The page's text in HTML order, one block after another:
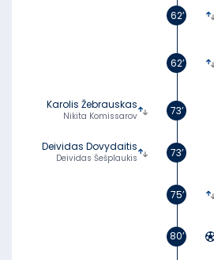
62’
62’
Karolis Žebrauskas
Nikita Komissarov 73’
Deividas Dovydaitis
Deividas Šešplaukis 73’
75’
80’